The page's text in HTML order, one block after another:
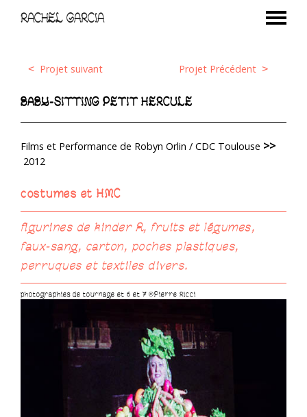
< Projet suivant Projet Précédent >
BABY-SITTING PETIT HERCULE
Films et Performance de Robyn Orlin / CDC Toulouse >>
2012
costumes et HMC
figurines de kinder ®, fruits et légumes,
faux-sang, carton, poches plastiques,
perruques et textiles divers.
photographies de tournage et 6 et 7 ©Pierre Ricci
RACHEL GARCIA